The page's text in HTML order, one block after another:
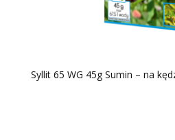
Syllit 65 WG 45g Sumin – na